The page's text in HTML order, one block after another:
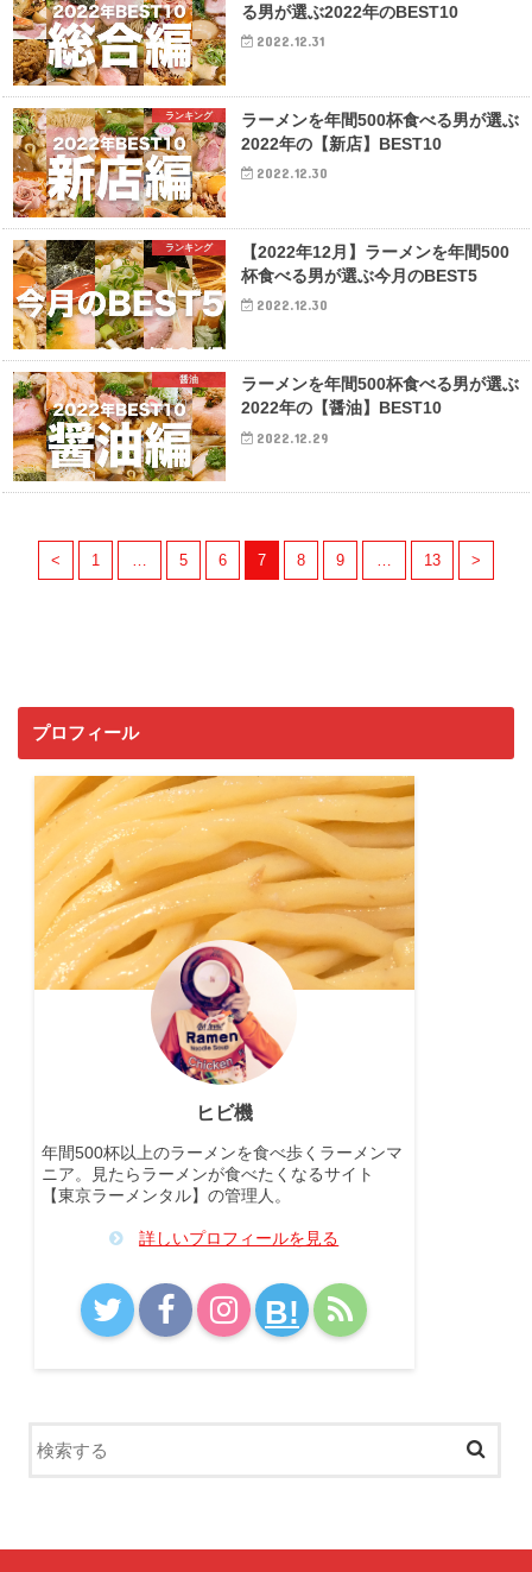
る男が選ぶ2022年のBEST10
2022.12.31
ランキング
ラーメンを年間500杯食べる男が選ぶ
2022年の【新店】BEST10
2022.12.30
ランキング
【2022年12月】ラーメンを年間500
杯食べる男が選ぶ今月のBEST5
2022.12.30
醤油
ラーメンを年間500杯食べる男が選ぶ
2022年の【醤油】BEST10
2022.12.29
< 1 … 5 6 7 8 9 … 13 >
プロフィール
ヒビ機
年間500杯以上のラーメンを食べ歩くラーメンマ
ニア。見たらラーメンが食べたくなるサイト
【東京ラーメンタル】の管理人。
詳しいプロフィールを見る
B!